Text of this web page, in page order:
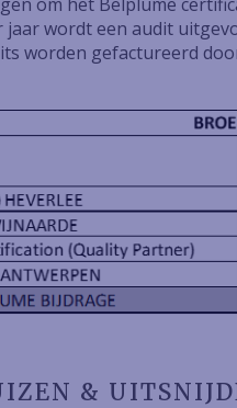
jaar wordt een audit
worden gefactureerd
&